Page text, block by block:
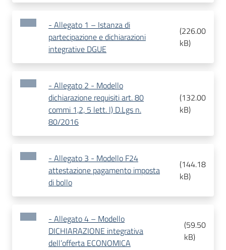
- Allegato 1 – Istanza di
partecipazione e dichiarazioni
integrative DGUE
(226.00
kB)
- Allegato 2 - Modello
dichiarazione requisiti art. 80
commi 1,2, 5 lett. l) D.Lgs n.
80/2016
(132.00
kB)
- Allegato 3 - Modello F24
attestazione pagamento imposta
di bollo
(144.18
kB)
- Allegato 4 – Modello
DICHIARAZIONE integrativa
dell’offerta ECONOMICA
(59.50
kB)